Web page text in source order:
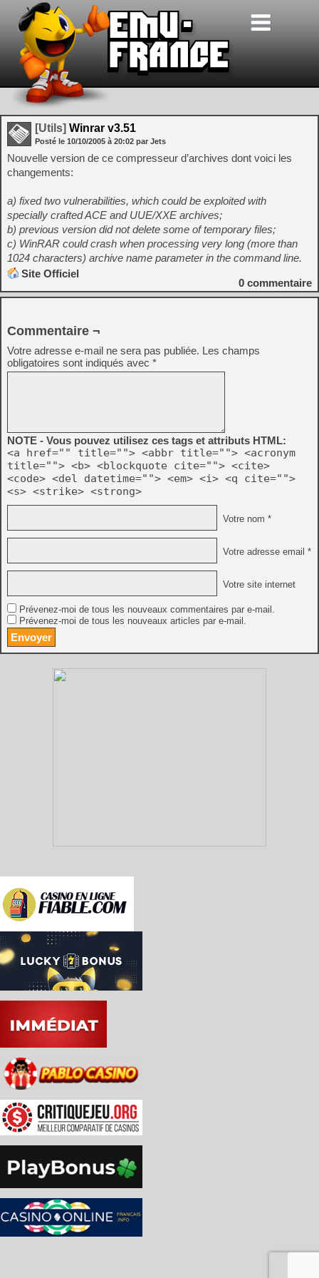
[Utils] Winrar v3.51
Posté le 10/10/2005 à 20:02 par Jets
Nouvelle version de ce compresseur d’archives dont voici les
changements:
a) fixed two vulnerabilities, which could be exploited with
specially crafted ACE and UUE/XXE archives;
b) previous version did not delete some of temporary files;
c) WinRAR could crash when processing very long (more than
1024 characters) archive name parameter in the command line.
Site Officiel
0 commentaire
Commentaire ¬
Votre adresse e-mail ne sera pas publiée. Les champs
obligatoires sont indiqués avec *
NOTE - Vous pouvez utilisez ces tags et attributs HTML:
<a href="" title=""> <abbr title=""> <acronym
title=""> <b> <blockquote cite=""> <cite>
<code> <del datetime=""> <em> <i> <q cite="">
<s> <strike> <strong>
Votre nom *
Votre adresse email *
Votre site internet
Prévenez-moi de tous les nouveaux commentaires par e-mail.
Prévenez-moi de tous les nouveaux articles par e-mail.